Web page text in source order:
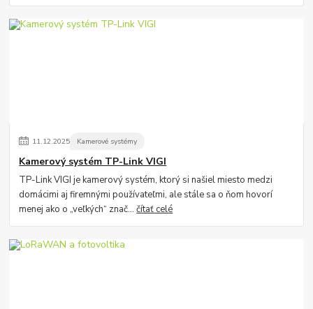
11.12.2025 Kamerové systémy
Kamerový systém TP-Link VIGI
TP-Link VIGI je kamerový systém, ktorý si našiel miesto medzi
domácimi aj firemnými používateľmi, ale stále sa o ňom hovorí
menej ako o „veľkých“ znač...čítať celé